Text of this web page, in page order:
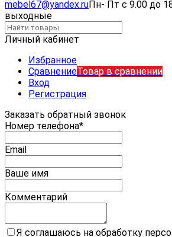
mebel67@yandex.ruПн- Пт с 9.00 до
выходные
Личный кабинет
Избранное
СравнениеТовар в сравнении
Вход
Регистрация
Заказать обратный звонок
Номер телефона*
Email
Ваше имя
Комментарий
Я соглашаюсь на обработку